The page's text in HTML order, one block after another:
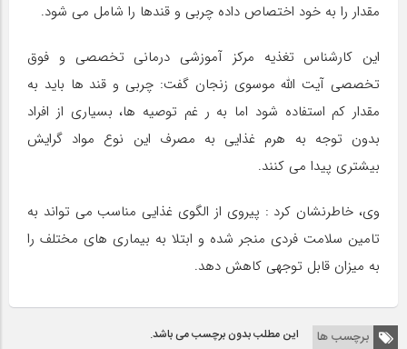
مقدار را به خود اختصاص داده چربی و قندها را شامل می شود.
این کارشناس تغذیه مرکز آموزشی درمانی تخصصی و فوق
تخصصی آیت الله موسوی زنجان گفت: چربی و قند ها باید به
مقدار کم استفاده شود اما به ر غم توصیه ها، بسیاری از افراد
بدون توجه به هرم غذایی به مصرف این نوع مواد گرایش
بیشتری پیدا می کنند.
وی، خاطرنشان کرد : پیروی از الگوی غذایی مناسب می تواند به
تامین سلامت فردی منجر شده و ابتلا به بیماری های مختلف را
به میزان قابل توجهی کاهش دهد.
برچسب ها این مطلب بدون برچسب می باشد.